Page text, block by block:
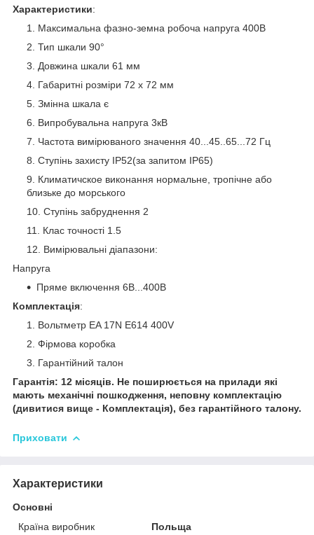
Характеристики:
Максимальна фазно-земна робоча напруга 400В
Тип шкали 90°
Довжина шкали 61 мм
Габаритні розміри 72 x 72 мм
Змінна шкала є
Випробувальна напруга 3кВ
Частота вимірюваного значення 40...45..65...72 Гц
Ступінь захисту IP52(за запитом IP65)
Климатичское виконання нормальне, тропічне або
близьке до морського
Ступінь забруднення 2
Клас точності 1.5
Вимірювальні діапазони:
Напруга
Пряме включення 6В...400В
Комплектація:
Вольтметр EA 17N E614 400V
Фірмова коробка
Гарантійний талон
Гарантія: 12 місяців. Не поширюється на прилади які
мають механічні пошкодження, неповну комплектацію
(дивитися вище - Комплектація), без гарантійного талону.
Приховати
Характеристики
Основні
Країна виробник
Польща